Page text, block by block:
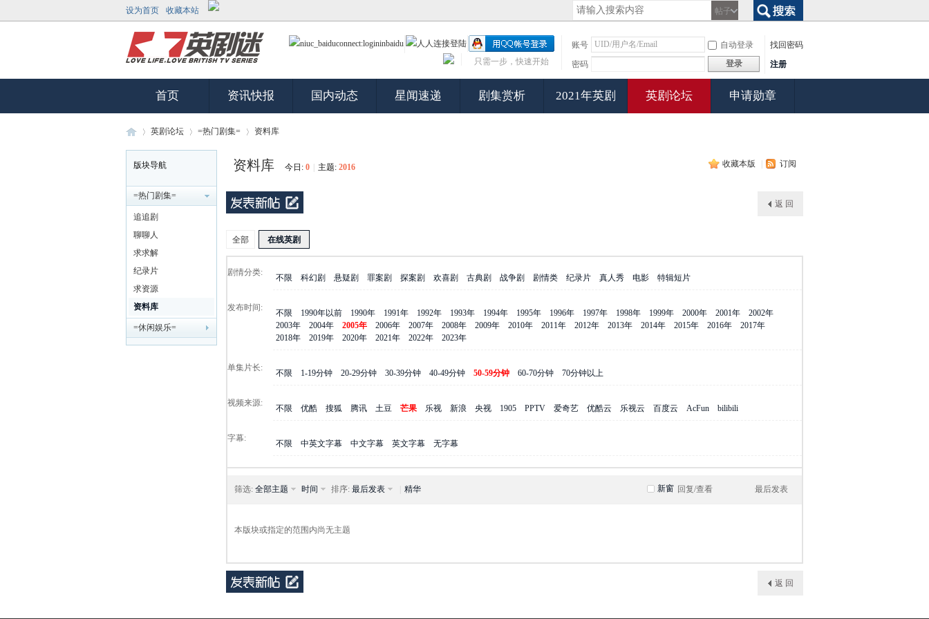
设为首页 收藏本站
帖子
账号
自动登录
找回密码
密码
登录 注册
只需一步，快速开始
首页 资讯快报 国内动态 星闻速递 剧集赏析 2021年英剧 英剧论坛 申请勋章
剧
»
英剧论坛 =热门剧集=
›
资料库
版块导航
=热门剧集=
追追剧
聊聊人
求求解
纪录片
求资源
资料库
=休闲娱乐=
收藏本版 订阅
资料库 今日: 0 主题: 2016
返 回
全部 在线英剧
剧情分类:
不限 科幻剧 悬疑剧 罪案剧 探案剧 欢喜剧 古典剧 战争剧 剧情类 纪录片 真人秀 电影 特辑短片
发布时间:
不限 1990年以前 1990年 1991年 1992年 1993年 1994年 1995年 1996年 1997年 1998年 1999年 2000年 2001年
2002年
2003年
2004年 2005年 2006年 2007年 2008年 2009年 2010年 2011年 2012年 2013年 2014年 2015年 2016年
2017年
2018年
2019年 2020年 2021年 2022年 2023年
单集片长:
不限 1-19分钟 20-29分钟 30-39分钟 40-49分钟 50-59分钟 60-70分钟 70分钟以上
视频来源:
不限 优酷 搜狐 腾讯 土豆 芒果 乐视 新浪 央视 1905 PPTV 爱奇艺 优酷云 乐视云 百度云 AcFun bilibili
字幕:
不限 中英文字幕 中文字幕 英文字幕 无字幕
新窗
筛选: 全部主题 时间 排序: 最后发表 精华 回复/查看 最后发表
本版块或指定的范围内尚无主题
返 回